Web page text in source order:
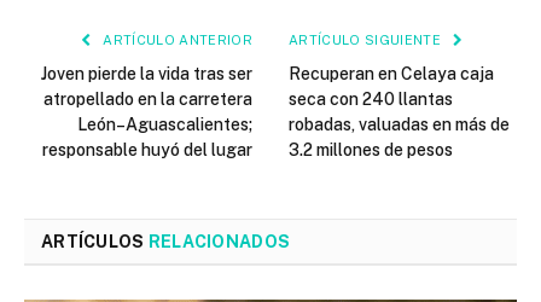
ARTÍCULO ANTERIOR
Joven pierde la vida tras ser
atropellado en la carretera
León–Aguascalientes;
responsable huyó del lugar
ARTÍCULO SIGUIENTE
Recuperan en Celaya caja
seca con 240 llantas
robadas, valuadas en más de
3.2 millones de pesos
ARTÍCULOS RELACIONADOS